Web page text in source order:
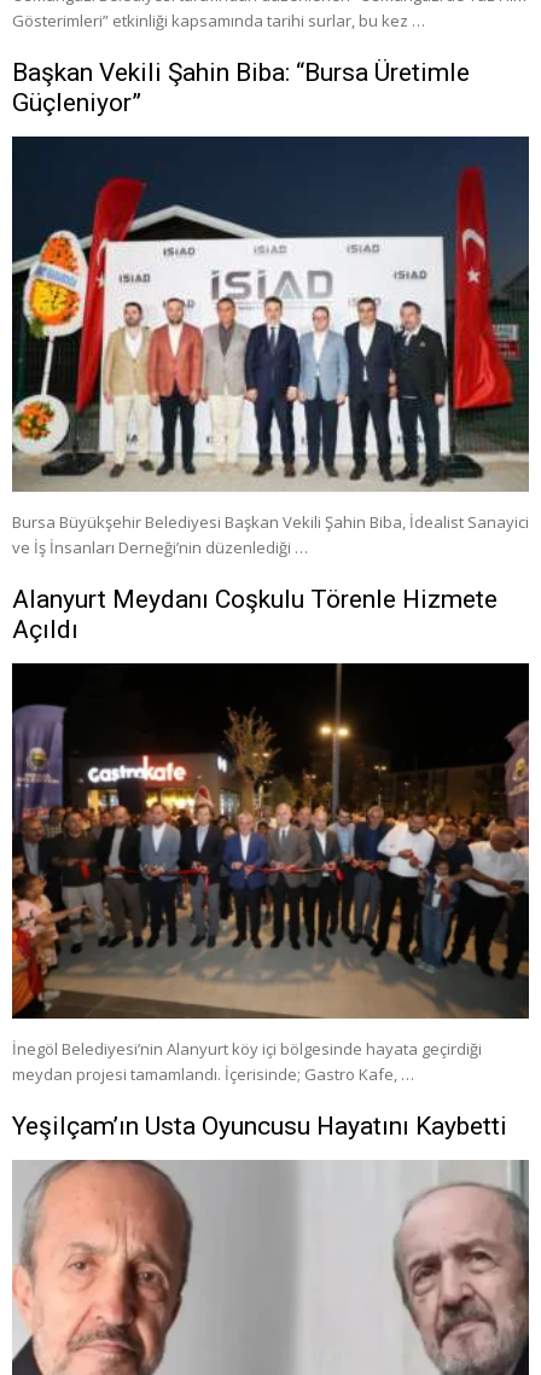
Gösterimleri” etkinliği kapsamında tarihi surlar, bu kez …
Başkan Vekili Şahin Biba: “Bursa Üretimle
Güçleniyor”
Bursa Büyükşehir Belediyesi Başkan Vekili Şahin Biba, İdealist Sanayici
ve İş İnsanları Derneği’nin düzenlediği …
Alanyurt Meydanı Coşkulu Törenle Hizmete
Açıldı
İnegöl Belediyesi’nin Alanyurt köy içi bölgesinde hayata geçirdiği
meydan projesi tamamlandı. İçerisinde; Gastro Kafe, …
Yeşilçam’ın Usta Oyuncusu Hayatını Kaybetti